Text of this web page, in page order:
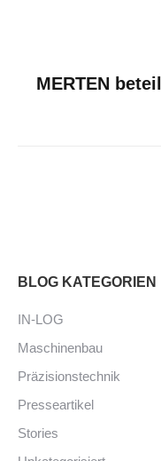
MERTEN
BLOG KATEGORIEN
IN-LOG
Maschinenbau
Präzisionstechnik
Presseartikel
Stories